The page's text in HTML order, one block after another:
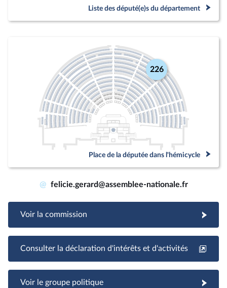
Liste des député(e)s du département
226
Place de la députée dans l'hémicycle
@ felicie.gerard@assemblee-nationale.fr
Voir la commission
Consulter la déclaration d'intérêts et d'activités
Voir le groupe politique